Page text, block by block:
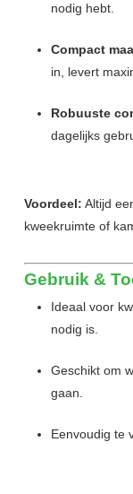
nodig hebt.
Compact
in, levert
Robuuste
dagelijks
Voordeel: Altijd
kweekruimte of
Gebruik &
Ideaal voor
nodig is.
Geschikt om
gaan.
Eenvoudig te